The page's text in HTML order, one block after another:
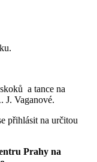
a tance na
J. Vaganové.
přihlásit na určitou
Prahy na